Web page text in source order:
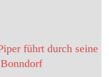
führt durch seine